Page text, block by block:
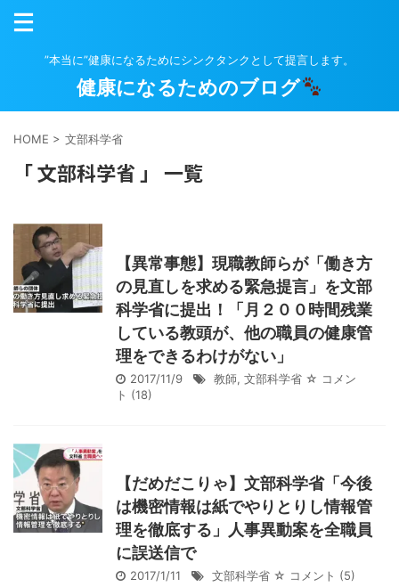
”本当に”健康になるためにシンクタンクとして提言します。
健康になるためのブログ
HOME > 文部科学省
「 文部科学省 」 一覧
【異常事態】現職教師らが「働き方
の見直しを求める緊急提言」を文部
科学省に提出！「月２００時間残業
している教頭が、他の職員の健康管
理をできるわけがない」
2017/11/9 教師, 文部科学省 ☆ コメン
ト (18)
【だめだこりゃ】文部科学省「今後
は機密情報は紙でやりとりし情報管
理を徹底する」人事異動案を全職員
に誤送信で
2017/1/11 文部科学省 ☆ コメント (5)